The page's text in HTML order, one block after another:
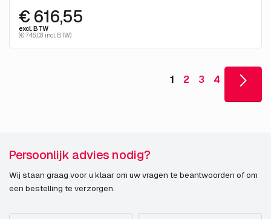
€ 616,55
excl. BTW
(€ 746.03 incl. BTW)
1 2 3 4
Persoonlijk advies nodig?
Wij staan graag voor u klaar om uw vragen te beantwoorden of om
een bestelling te verzorgen.